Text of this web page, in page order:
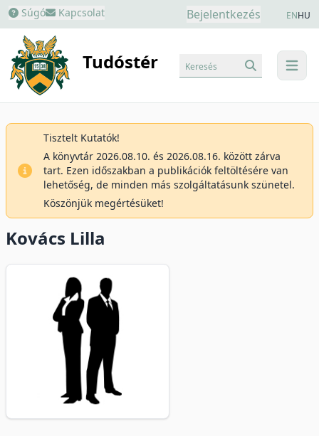
Súgó Kapcsolat Bejelentkezés ENHU
Tudóstér menu
Keresés
Tisztelt Kutatók!
A könyvtár 2026.08.10. és 2026.08.16. között zárva
tart. Ezen időszakban a publikációk feltöltésére van
lehetőség, de minden más szolgáltatásunk szünetel.
Köszönjük megértésüket!
Kovács Lilla